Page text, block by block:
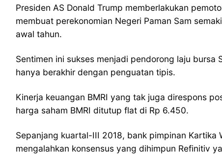
Presiden AS Donald Trump memberlakukan
membuat perekonomian Negeri Paman Sam
awal tahun.
Sentimen ini sukses menjadi pendorong laju bursa
hanya berakhir dengan penguatan tipis.
Kinerja keuangan BMRI yang tak juga direspons
harga saham BMRI ditutup flat di Rp 6.450.
Sepanjang kuartal-III 2018, bank pimpinan
mengalahkan konsensus yang dihimpun Refinitiv